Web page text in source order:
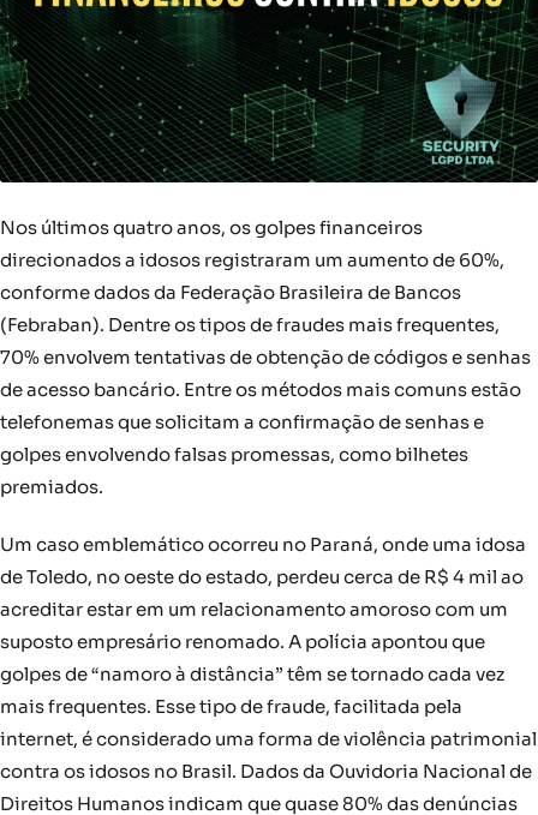
Nos últimos quatro anos, os golpes financeiros
direcionados a idosos registraram um aumento de 60%,
conforme dados da Federação Brasileira de Bancos
(Febraban). Dentre os tipos de fraudes mais frequentes,
70% envolvem tentativas de obtenção de códigos e senhas
de acesso bancário. Entre os métodos mais comuns estão
telefonemas que solicitam a confirmação de senhas e
golpes envolvendo falsas promessas, como bilhetes
premiados.
Um caso emblemático ocorreu no Paraná, onde uma idosa
de Toledo, no oeste do estado, perdeu cerca de R$ 4 mil ao
acreditar estar em um relacionamento amoroso com um
suposto empresário renomado. A polícia apontou que
golpes de “namoro à distância” têm se tornado cada vez
mais frequentes. Esse tipo de fraude, facilitada pela
internet, é considerado uma forma de violência patrimonial
contra os idosos no Brasil. Dados da Ouvidoria Nacional de
Direitos Humanos indicam que quase 80% das denúncias